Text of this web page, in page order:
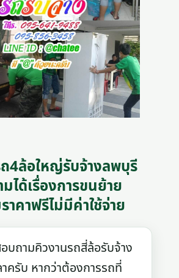
4ล้อใหญ่รับจ้างลพบุรี
ได้เรื่องการขนย้าย
าคาฟรีไม่มีค่าใช้จ่าย
ถามคิวงานรถสี่ล้อรับจ้าง
ครับ หากว่าต้องการรถที่